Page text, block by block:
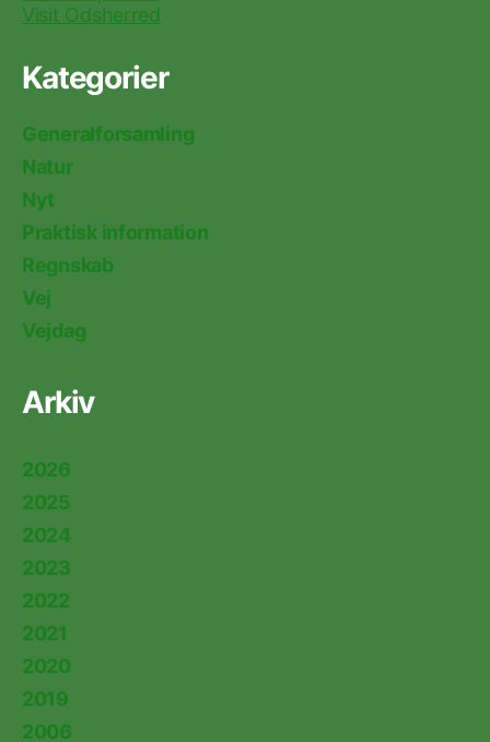
Visit Odsherred
Kategorier
Generalforsamling
Natur
Nyt
Praktisk information
Regnskab
Vej
Vejdag
Arkiv
2026
2025
2024
2023
2022
2021
2020
2019
2006